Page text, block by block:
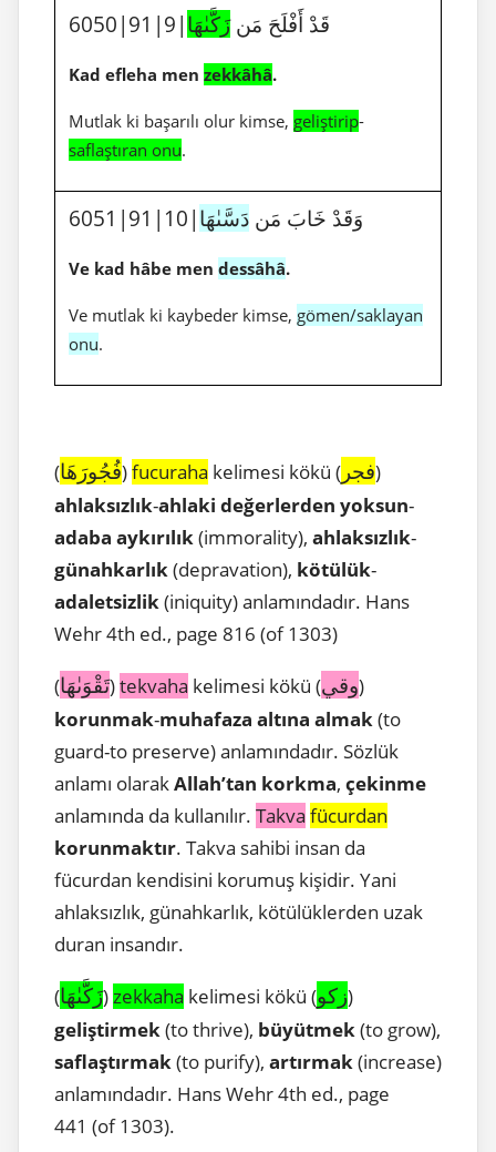
6050|91|9|قَدْ أَفْلَحَ مَنزَكَّىٰهَا
Kad efleha men zekkâhâ.
Mutlak ki başarılı olur kimse, geliştirip-
saflaştıran onu.
6051|91|10|وَقَدْ خَابَ مَن دَسَّىٰهَا
Ve kad hâbe men dessâhâ.
Ve mutlak ki kaybeder kimse, gömen/saklayan
onu.
(فُجُورَهَا)fucuraha kelimesi kökü ( فجر)
ahlaksızlık-ahlaki değerlerden yoksun-
adaba aykırılık(immorality), ahlaksızlık-
günahkarlık(depravation), kötülük-
adaletsizlik(iniquity) anlamındadır. Hans
Wehr 4th ed., page 816 (of 1303)
(تَقْوَىٰهَا)tekvaha kelimesi kökü (وقي)
korunmak-muhafaza altına almak(to
guard-to preserve) anlamındadır. Sözlük
anlamı olarakAllah’tan korkma, çekinme
anlamında da kullanılır. Takva fücurdan
korunmaktır. Takva sahibi insan da
fücurdan kendisini korumuş kişidir. Yani
ahlaksızlık, günahkarlık, kötülüklerden uzak
duran insandır.
(زَكَّىٰهَا)zekkaha kelimesi kökü (زكو)
geliştirmek(to thrive), büyütmek(to grow),
saflaştırmak(to purify), artırmak(increase)
anlamındadır. Hans Wehr 4th ed., page
441 (of 1303).